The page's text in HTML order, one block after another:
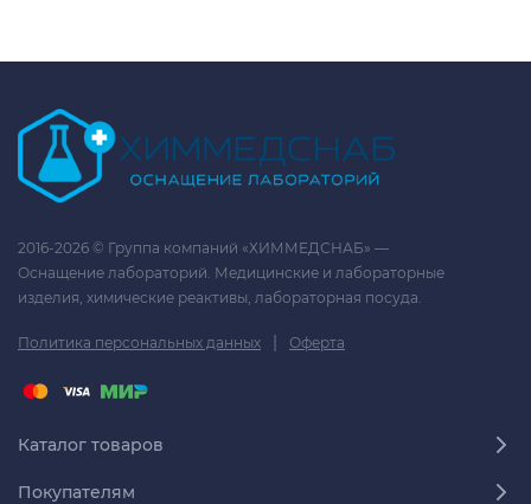
2016-2026 © Группа компаний «ХИММЕДСНАБ» —
Оснащение лабораторий. Медицинские и лабораторные
изделия, химические реактивы, лабораторная посуда.
Политика персональных данных | Оферта
Каталог товаров
Покупателям